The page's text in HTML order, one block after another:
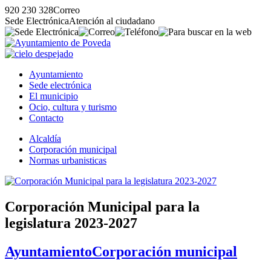
920 230 328Correo
Sede ElectrónicaAtención al ciudadano
Ayuntamiento
Sede electrónica
El municipio
Ocio, cultura y turismo
Contacto
Alcaldía
Corporación municipal
Normas urbanisticas
Corporación Municipal para la
legislatura 2023-2027
AyuntamientoCorporación municipal